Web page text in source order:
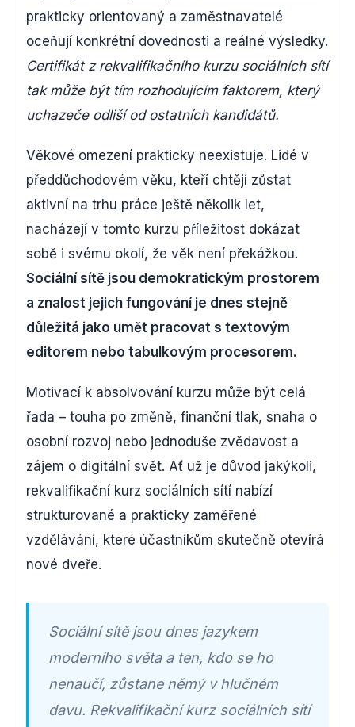
prakticky orientovaný a zaměstnavatelé
oceňují konkrétní dovednosti a reálné výsledky.
Certifikát z rekvalifikačního kurzu sociálních sítí
tak může být tím rozhodujícím faktorem, který
uchazeče odliší od ostatních kandidátů.
Věkové omezení prakticky neexistuje. Lidé v
předdůchodovém věku, kteří chtějí zůstat
aktivní na trhu práce ještě několik let,
nacházejí v tomto kurzu příležitost dokázat
sobě i svému okolí, že věk není překážkou.
Sociální sítě jsou demokratickým prostorem
a znalost jejich fungování je dnes stejně
důležitá jako umět pracovat s textovým
editorem nebo tabulkovým procesorem.
Motivací k absolvování kurzu může být celá
řada – touha po změně, finanční tlak, snaha o
osobní rozvoj nebo jednoduše zvědavost a
zájem o digitální svět. Ať už je důvod jakýkoli,
rekvalifikační kurz sociálních sítí nabízí
strukturované a prakticky zaměřené
vzdělávání, které účastníkům skutečně otevírá
nové dveře.
Sociální sítě jsou dnes jazykem
moderního světa a ten, kdo se ho
nenaučí, zůstane němý v hlučném
davu. Rekvalifikační kurz sociálních sítí